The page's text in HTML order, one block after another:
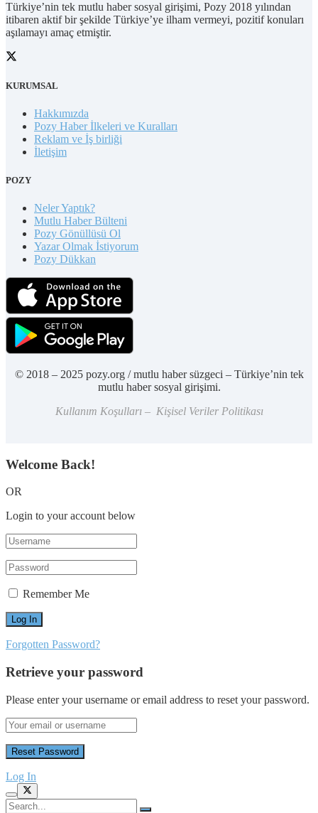
Türkiye’nin tek mutlu haber sosyal girişimi, Pozy 2018 yılından
itibaren aktif bir şekilde Türkiye’ye ilham vermeyi, pozitif konuları
aşılamayı amaç etmiştir.
KURUMSAL
Hakkımızda
Pozy Haber İlkeleri ve Kuralları
Reklam ve İş birliği
İletişim
POZY
Neler Yaptık?
Mutlu Haber Bülteni
Pozy Gönüllüsü Ol
Yazar Olmak İstiyorum
Pozy Dükkan
© 2018 – 2025 pozy.org / mutlu haber süzgeci – Türkiye’nin tek
mutlu haber sosyal girişimi.
Kullanım Koşulları – Kişisel Veriler Politikası
Welcome Back!
OR
Login to your account below
Remember Me
Forgotten Password?
Retrieve your password
Please enter your username or email address to reset your password.
Log In